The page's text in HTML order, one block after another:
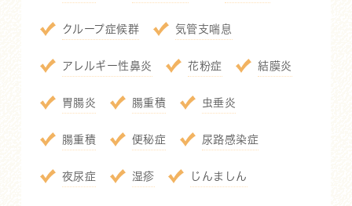
クループ症候群 気管支喘息
アレルギー性鼻炎 花粉症 結膜炎
胃腸炎 腸重積 虫垂炎
腸重積 便秘症 尿路感染症
夜尿症 湿疹 じんましん